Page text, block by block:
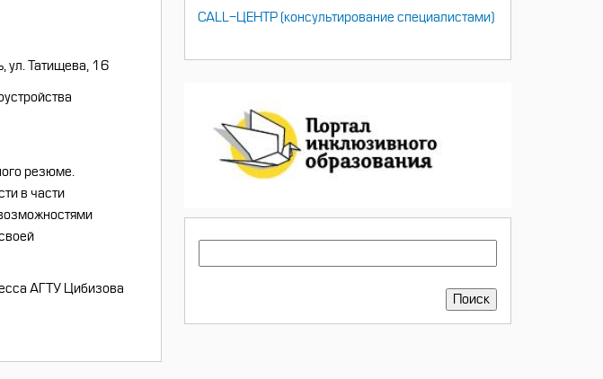
ул. Татищева, 16
резюме.
в части
АГТУ Цибизова
CALL-ЦЕНТР (консультирование специалистами)
ПОИСК